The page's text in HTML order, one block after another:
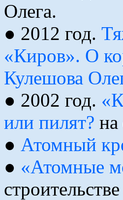
Олега.
● 2012 год.
«Киров». О
Кулешова
● 2002 год.
или пилят?
● Атомный
● «Атомные